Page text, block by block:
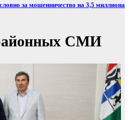
за мошенничество на 3,5 миллиона